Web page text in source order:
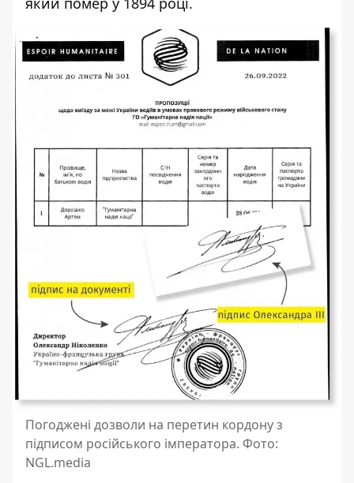
Погоджені дозволи на перетин кордону з
підписом російського імператора. Фото:
NGL.media